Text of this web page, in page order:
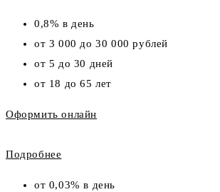
0,8% в день
от 3 000 до 30 000 рублей
от 5 до 30 дней
от 18 до 65 лет
Оформить онлайн
Подробнее
от 0,03% в день